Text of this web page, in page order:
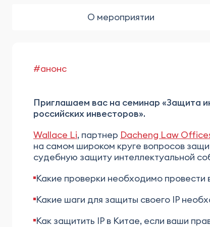
О мероприятии
#анонс
Приглашаем вас на семинар «Защита
российских инвесторов».
Wallace Li, партнер Dacheng Law
на самом широком круге вопросов
судебную защиту интеллектуальной
Какие проверки необходимо провести
Какие шаги для защиты своего IP
Как защитить IP в Китае, если ваши